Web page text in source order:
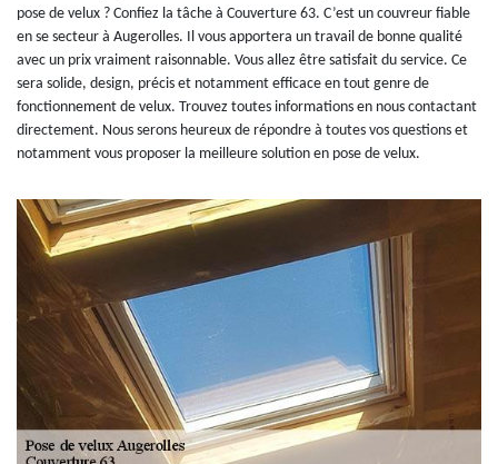
pose de velux ? Confiez la tâche à Couverture 63. C’est un couvreur fiable
en se secteur à Augerolles. Il vous apportera un travail de bonne qualité
avec un prix vraiment raisonnable. Vous allez être satisfait du service. Ce
sera solide, design, précis et notamment efficace en tout genre de
fonctionnement de velux. Trouvez toutes informations en nous contactant
directement. Nous serons heureux de répondre à toutes vos questions et
notamment vous proposer la meilleure solution en pose de velux.